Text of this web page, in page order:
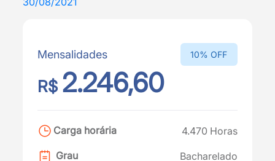
Mensalidades
R$ 2.246,60
10% OFF
Carga horária 4.470 Horas
Grau Bacharelado